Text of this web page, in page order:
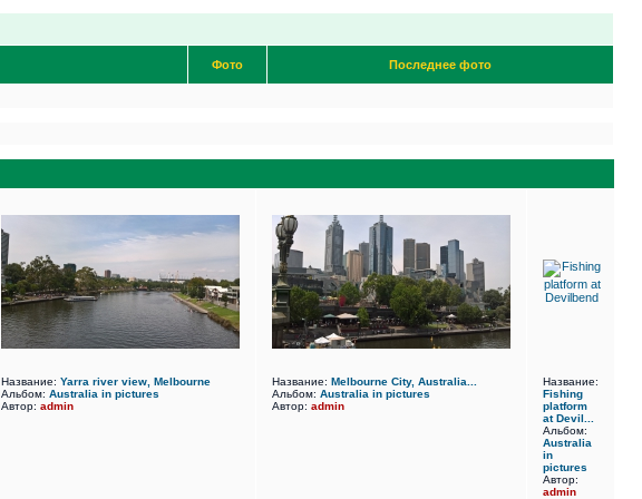
Фото Последнее фото
Название: Yarra river view, Melbourne
Альбом: Australia in pictures
Автор: admin
Название: Melbourne City, Australia...
Альбом: Australia in pictures
Автор: admin
Название:
Fishing
platform
at Devil...
Альбом:
Australia
in
pictures
Автор:
admin